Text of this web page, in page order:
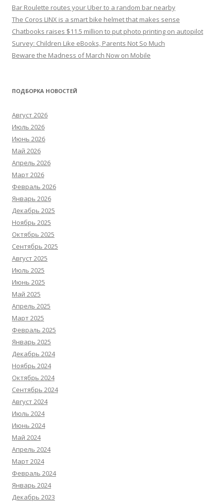
Bar Roulette routes your Uber to a random bar nearby
The Coros LINX is a smart bike helmet that makes sense
Chatbooks raises $11.5 million to put photo printing on autopilot
Survey: Children Like eBooks, Parents Not So Much
Beware the Madness of March Now on Mobile
ПОДБОРКА НОВОСТЕЙ
Август 2026
Июль 2026
Июнь 2026
Май 2026
Апрель 2026
Март 2026
Февраль 2026
Январь 2026
Декабрь 2025
Ноябрь 2025
Октябрь 2025
Сентябрь 2025
Август 2025
Июль 2025
Июнь 2025
Май 2025
Апрель 2025
Март 2025
Февраль 2025
Январь 2025
Декабрь 2024
Ноябрь 2024
Октябрь 2024
Сентябрь 2024
Август 2024
Июль 2024
Июнь 2024
Май 2024
Апрель 2024
Март 2024
Февраль 2024
Январь 2024
Декабрь 2023